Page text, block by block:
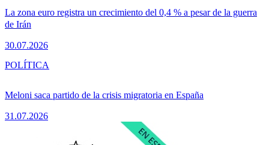
La zona euro registra un crecimiento del 0,4 % a pesar de la guerra
de Irán
30.07.2026
Meloni saca partido de la crisis migratoria en España
31.07.2026
POLÍTICA